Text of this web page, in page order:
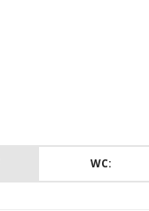
WC: